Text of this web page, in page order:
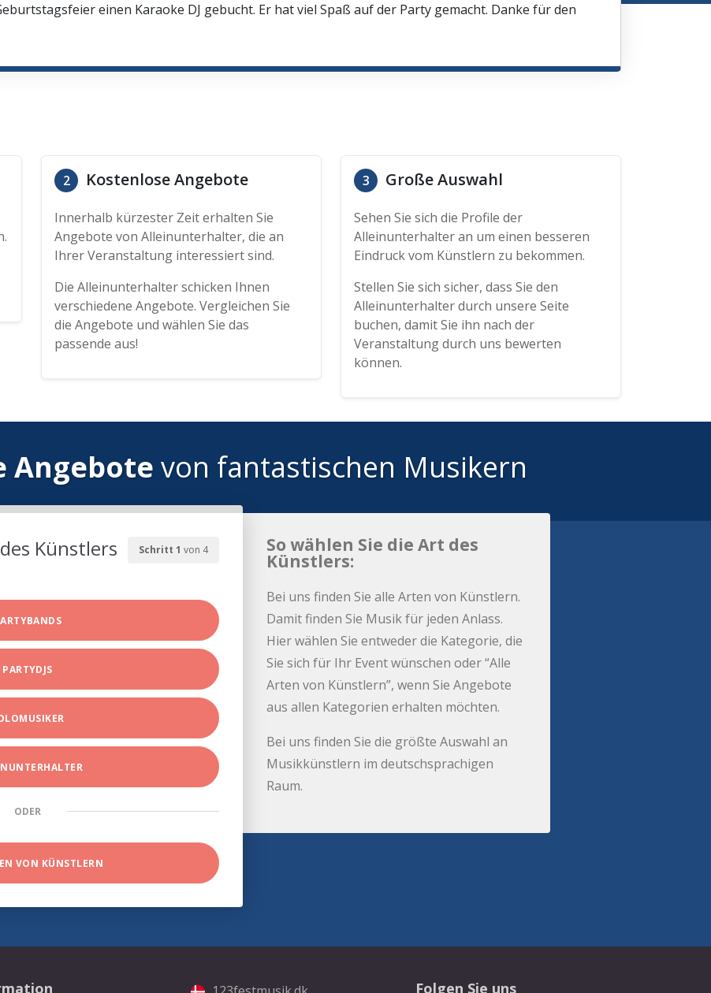
einen Karaoke DJ gebucht. Er hat viel Spaß auf der Party gemacht. Danke für den
2 Kostenlose Angebote
Innerhalb kürzester Zeit erhalten Sie
Angebote von Alleinunterhalter, die an
Ihrer Veranstaltung interessiert sind.
Die Alleinunterhalter schicken Ihnen
verschiedene Angebote. Vergleichen Sie
die Angebote und wählen Sie das
passende aus!
3 Große Auswahl
Sehen Sie sich die Profile der
Alleinunterhalter an um einen besseren
Eindruck vom Künstlern zu bekommen.
Stellen Sie sich sicher, dass Sie den
Alleinunterhalter durch unsere Seite
buchen, damit Sie ihn nach der
Veranstaltung durch uns bewerten
können.
Angebote von fantastischen Musikern
Schritt 1 von 4
Künstlers
PARTYDJS
ODER
VON KÜNSTLERN
So wählen Sie die Art des
Künstlers:
Bei uns finden Sie alle Arten von Künstlern.
Damit finden Sie Musik für jeden Anlass.
Hier wählen Sie entweder die Kategorie, die
Sie sich für Ihr Event wünschen oder “Alle
Arten von Künstlern”, wenn Sie Angebote
aus allen Kategorien erhalten möchten.
Bei uns finden Sie die größte Auswahl an
Musikkünstlern im deutschsprachigen
Raum.
Folgen Sie uns